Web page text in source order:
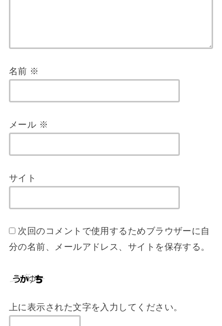
名前 ※
メール ※
サイト
次回のコメントで使用するためブラウザーに自
分の名前、メールアドレス、サイトを保存する。
上に表示された文字を入力してください。